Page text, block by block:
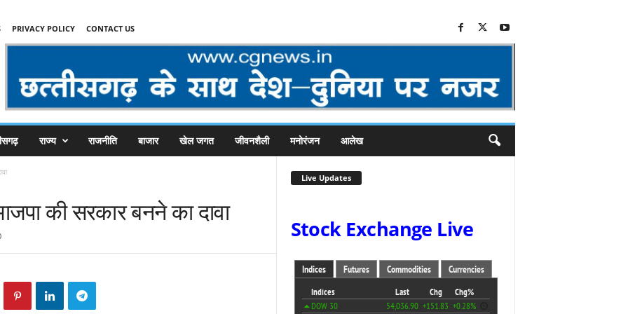
PRIVACY POLICY CONTACT US
राज्य राजनीति बाजार खेल जगत जीवनशैली मनोरंजन आलेख
की सरकार बनने का दावा
Live Updates
Stock Exchange Live